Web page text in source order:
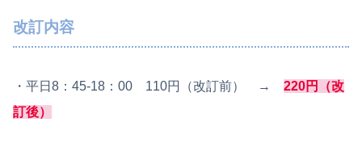
改訂内容
・平日8：45-18：00 110円（改訂前） → 220円（改
訂後）